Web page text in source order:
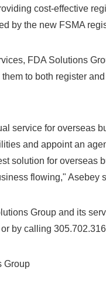
cost-effective
by the new FSMA
FDA Solutions
to both register
service for overseas
and appoint an
solution for overseas
flowing," Asebey
Group and its
by calling